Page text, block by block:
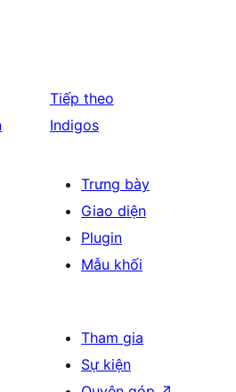
Tiếp theo
Indigos
Trưng bày
Giao diện
Plugin
Mẫu khối
Tham gia
Sự kiện